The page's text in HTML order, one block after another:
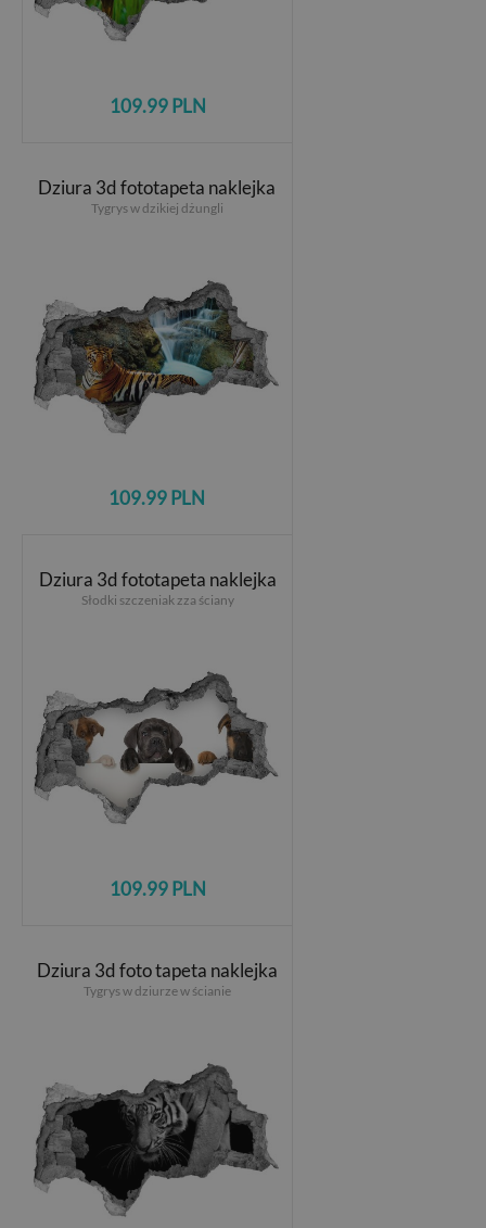
109.99 PLN
Dziura 3d fototapeta naklejka
Tygrys w dzikiej dżungli
109.99 PLN
Dziura 3d fototapeta naklejka
Słodki szczeniak zza ściany
109.99 PLN
Dziura 3d foto tapeta naklejka
Tygrys w dziurze w ścianie